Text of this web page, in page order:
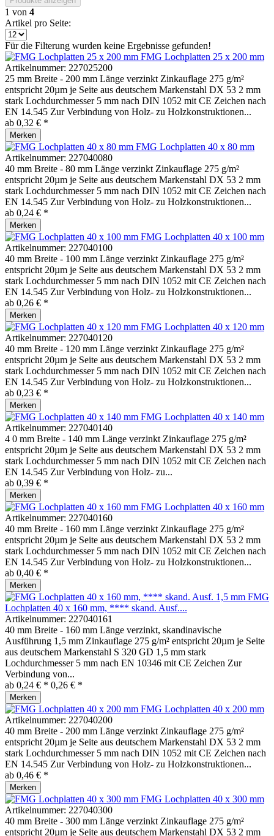
1 von 4
Artikel pro Seite:
Für die Filterung wurden keine Ergebnisse gefunden!
FMG Lochplatten 25 x 200 mm
Artikelnummer: 227025200
25 mm Breite - 200 mm Länge verzinkt Zinkauflage 275 g/m²
entspricht 20µm je Seite aus deutschem Markenstahl DX 53 2 mm
stark Lochdurchmesser 5 mm nach DIN 1052 mit CE Zeichen nach
EN 14.545 Zur Verbindung von Holz- zu Holzkonstruktionen...
ab 0,32 € *
Merken
FMG Lochplatten 40 x 80 mm
Artikelnummer: 227040080
40 mm Breite - 80 mm Länge verzinkt Zinkauflage 275 g/m²
entspricht 20µm je Seite aus deutschem Markenstahl DX 53 2 mm
stark Lochdurchmesser 5 mm nach DIN 1052 mit CE Zeichen nach
EN 14.545 Zur Verbindung von Holz- zu Holzkonstruktionen...
ab 0,24 € *
Merken
FMG Lochplatten 40 x 100 mm
Artikelnummer: 227040100
40 mm Breite - 100 mm Länge verzinkt Zinkauflage 275 g/m²
entspricht 20µm je Seite aus deutschem Markenstahl DX 53 2 mm
stark Lochdurchmesser 5 mm nach DIN 1052 mit CE Zeichen nach
EN 14.545 Zur Verbindung von Holz- zu Holzkonstruktionen...
ab 0,26 € *
Merken
FMG Lochplatten 40 x 120 mm
Artikelnummer: 227040120
40 mm Breite - 120 mm Länge verzinkt Zinkauflage 275 g/m²
entspricht 20µm je Seite aus deutschem Markenstahl DX 53 2 mm
stark Lochdurchmesser 5 mm nach DIN 1052 mit CE Zeichen nach
EN 14.545 Zur Verbindung von Holz- zu Holzkonstruktionen...
ab 0,23 € *
Merken
FMG Lochplatten 40 x 140 mm
Artikelnummer: 227040140
4 0 mm Breite - 140 mm Länge verzinkt Zinkauflage 275 g/m²
entspricht 20µm je Seite aus deutschem Markenstahl DX 53 2 mm
stark Lochdurchmesser 5 mm nach DIN 1052 mit CE Zeichen nach
EN 14.545 Zur Verbindung von Holz- zu...
ab 0,39 € *
Merken
FMG Lochplatten 40 x 160 mm
Artikelnummer: 227040160
40 mm Breite - 160 mm Länge verzinkt Zinkauflage 275 g/m²
entspricht 20µm je Seite aus deutschem Markenstahl DX 53 2 mm
stark Lochdurchmesser 5 mm nach DIN 1052 mit CE Zeichen nach
EN 14.545 Zur Verbindung von Holz- zu Holzkonstruktionen...
ab 0,40 € *
Merken
FMG
Lochplatten 40 x 160 mm, **** skand. Ausf....
Artikelnummer: 227040161
40 mm Breite - 160 mm Länge verzinkt, skandinavische
Ausführung 1,5 mm Zinkauflage 275 g/m² entspricht 20µm je Seite
aus deutschem Markenstahl S 320 GD 1,5 mm stark
Lochdurchmesser 5 mm nach EN 10346 mit CE Zeichen Zur
Verbindung von...
ab 0,24 € * 0,26 € *
Merken
FMG Lochplatten 40 x 200 mm
Artikelnummer: 227040200
40 mm Breite - 200 mm Länge verzinkt Zinkauflage 275 g/m²
entspricht 20µm je Seite aus deutschem Markenstahl DX 53 2 mm
stark Lochdurchmesser 5 mm nach DIN 1052 mit CE Zeichen nach
EN 14.545 Zur Verbindung von Holz- zu Holzkonstruktionen...
ab 0,46 € *
Merken
FMG Lochplatten 40 x 300 mm
Artikelnummer: 227040300
40 mm Breite - 300 mm Länge verzinkt Zinkauflage 275 g/m²
entspricht 20µm je Seite aus deutschem Markenstahl DX 53 2 mm